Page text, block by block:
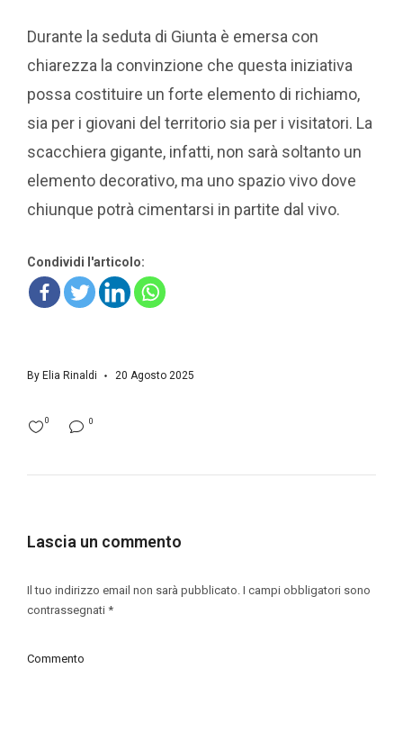
Durante la seduta di Giunta è emersa con
chiarezza la convinzione che questa iniziativa
possa costituire un forte elemento di richiamo,
sia per i giovani del territorio sia per i visitatori. La
scacchiera gigante, infatti, non sarà soltanto un
elemento decorativo, ma uno spazio vivo dove
chiunque potrà cimentarsi in partite dal vivo.
Condividi l'articolo:
By Elia Rinaldi 20 Agosto 2025
0
0
Lascia un commento
Il tuo indirizzo email non sarà pubblicato. I campi obbligatori sono
contrassegnati *
Commento